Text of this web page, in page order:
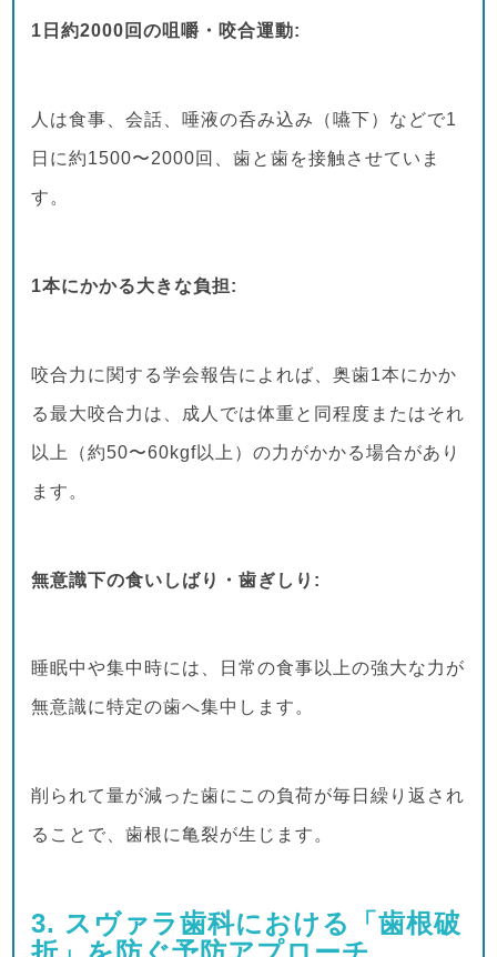
1日約2000回の咀嚼・咬合運動:
人は食事、会話、唾液の呑み込み（嚥下）などで1
日に約1500〜2000回、歯と歯を接触させていま
す。
1本にかかる大きな負担:
咬合力に関する学会報告によれば、奥歯1本にかか
る最大咬合力は、成人では体重と同程度またはそれ
以上（約50〜60kgf以上）の力がかかる場合があり
ます。
無意識下の食いしばり・歯ぎしり:
睡眠中や集中時には、日常の食事以上の強大な力が
無意識に特定の歯へ集中します。
削られて量が減った歯にこの負荷が毎日繰り返され
ることで、歯根に亀裂が生じます。
3. スヴァラ歯科における「歯根破